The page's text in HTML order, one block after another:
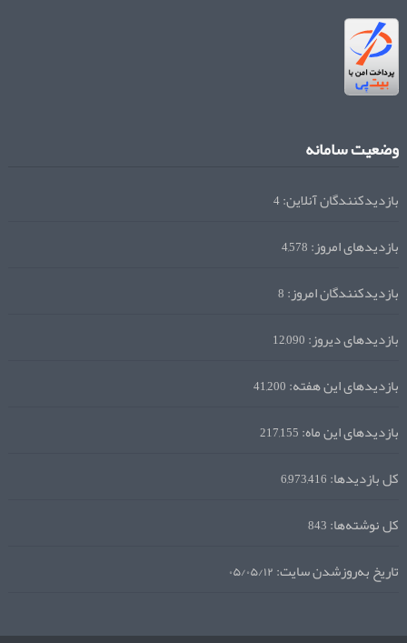
وضعیت سامانه
بازدیدکنندگان آنلاین:4
بازدیدهای امروز:4,578
بازدیدکنندگان امروز:8
بازدیدهای دیروز:12,090
بازدیدهای این هفته:41,200
بازدیدهای این ماه:217,155
کل بازدیدها:6,973,416
کل نوشته‌ها:843
تاریخ به‌روزشدن سایت:۰۵/۰۵/۱۲